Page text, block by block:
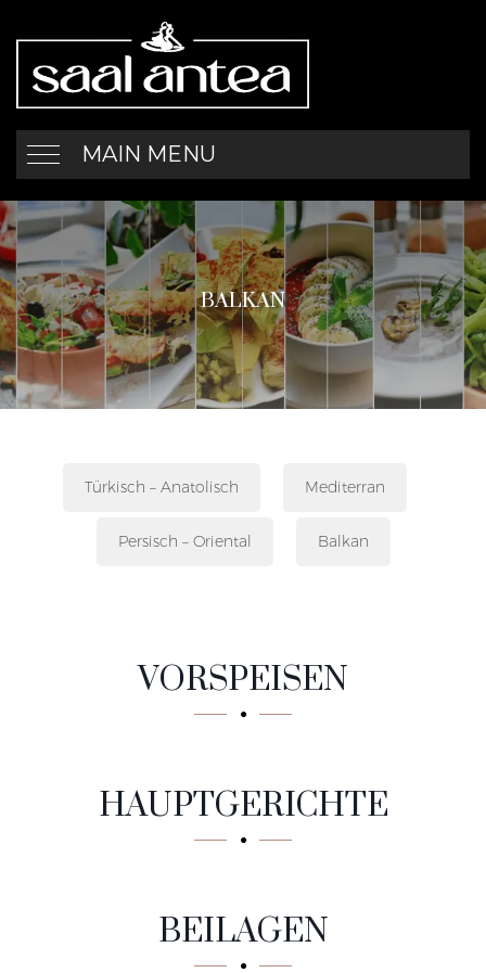
MAIN MENU
BALKAN
Türkisch – Anatolisch Mediterran
Persisch – Oriental Balkan
VORSPEISEN
HAUPTGERICHTE
BEILAGEN